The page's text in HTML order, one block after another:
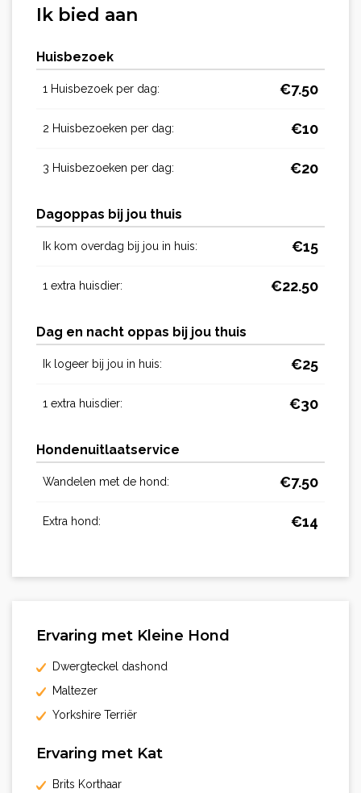
Ik bied aan
Huisbezoek
1 Huisbezoek per dag: €7.50
2 Huisbezoeken per dag: €10
3 Huisbezoeken per dag: €20
Dagoppas bij jou thuis
Ik kom overdag bij jou in huis: €15
1 extra huisdier: €22.50
Dag en nacht oppas bij jou thuis
Ik logeer bij jou in huis: €25
1 extra huisdier: €30
Hondenuitlaatservice
Wandelen met de hond: €7.50
Extra hond: €14
Ervaring met Kleine Hond
Dwergteckel dashond
Maltezer
Yorkshire Terriër
Ervaring met Kat
Brits Korthaar